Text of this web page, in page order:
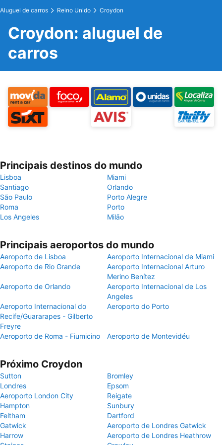
Aluguel de carros Reino Unido Croydon
Croydon: aluguel de
carros
Principais destinos do mundo
Lisboa
Miami
Santiago
Orlando
São Paulo
Porto Alegre
Roma
Porto
Los Angeles
Milão
Principais aeroportos do mundo
Aeroporto de Lisboa
Aeroporto Internacional de Miami
Aeroporto de Rio Grande
Aeroporto Internacional Arturo
Merino Benítez
Aeroporto de Orlando
Aeroporto Internacional de Los
Angeles
Aeroporto Internacional do
Recife/Guararapes - Gilberto
Freyre
Aeroporto do Porto
Aeroporto de Roma - Fiumicino Aeroporto de Montevidéu
Próximo Croydon
Sutton
Bromley
Londres
Epsom
Aeroporto London City
Reigate
Hampton
Sunbury
Feltham
Dartford
Gatwick
Aeroporto de Londres Gatwick
Harrow
Aeroporto de Londres Heathrow